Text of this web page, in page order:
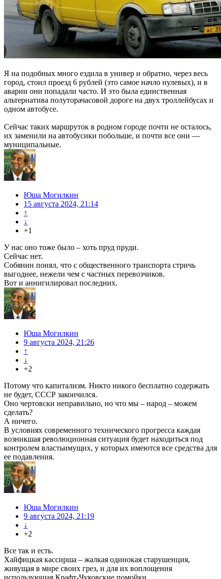
Я на подобных много ездила в универ и обратно, через весь
город, стоил проезд 6 рублей (это самое начло нулевых), и в
аварии они попадали часто. И это была единственная
альтернатива полуторачасовой дороге на двух троллейбусах и
одном автобусе.
Сейчас таких маршруток в родном городе почти не осталось,
их заменили на автобусики побольше, и почти все они —
муниципальные.
Юша Могилкин
15 августа 2024, 21:14
↑
↓
+1
У нас оно тоже было – хоть пруд пруди.
Сейчас нет.
Собянин понял, что с общественного транспорта стричь
выгоднее, нежели чем с частных перевозчиков.
Вот и аннигилировал последних.
Юша Могилкин
9 августа 2024, 21:26
↑
↓
+2
Потому что капитализм. Никто никого бесплатно содержать
не будет, СССР закончился.
Оно чертовски неправильно, но что мы – народ – можем
сделать?
А ничего.
В условиях современного технического прогресса каждая
возникшая революционная ситуация будет находиться под
контролем властьимущих, у которых имеются все средства для
ее подавления.
Юша Могилкин
9 августа 2024, 21:19
↓
+2
Все так и есть.
Хайфицкая кассирша – жалкая одинокая старушенция,
живущая в мире своих грез, и для их воплощения
использующая Крафт-Чуковские помойки.